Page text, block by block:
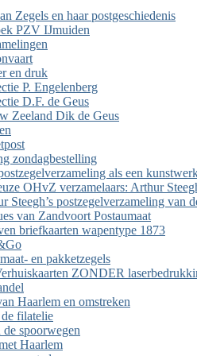
Zegels en haar postgeschiedenis
PZV IJmuiden
en druk
P. Engelenberg
D.F. de Geus
Zeeland Dik de Geus
zondagbestelling
als een
OHvZ verzamelaars: Arthur
Steegh’s postzegelverzameling van
van Zandvoort Postaumaat
briefkaarten wapentype 1873
en pakketzegels
ZONDER
Haarlem en omstreken
filatelie
de spoorwegen
Haarlem